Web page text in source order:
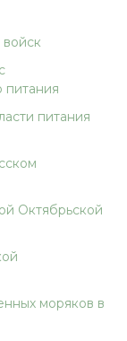
питания
питания
Октябрьской
моряков в